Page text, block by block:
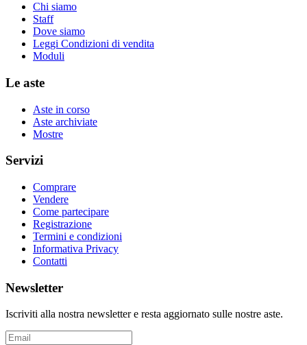
Chi siamo
Staff
Dove siamo
Leggi Condizioni di vendita
Moduli
Le aste
Aste in corso
Aste archiviate
Mostre
Servizi
Comprare
Vendere
Come partecipare
Registrazione
Termini e condizioni
Informativa Privacy
Contatti
Newsletter
Iscriviti alla nostra newsletter e resta aggiornato sulle nostre aste.